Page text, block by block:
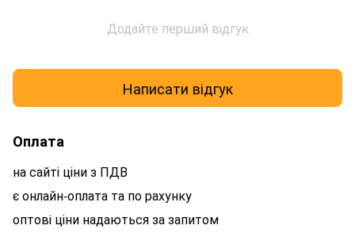
Додайте перший відгук
Написати відгук
Оплата
на сайті ціни з ПДВ
є онлайн-оплата та по рахунку
оптові ціни надаються за запитом